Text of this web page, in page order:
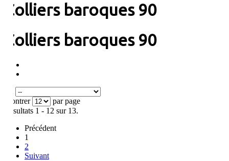
Colliers baroques 90
Colliers baroques 90
Montrer
par page
Résultats 1 - 12 sur 13.
Précédent
1
2
Suivant